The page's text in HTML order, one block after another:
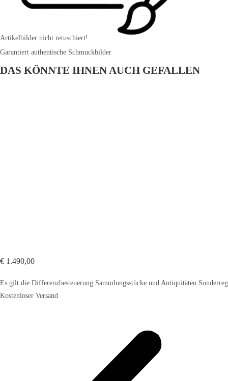
Artikelbilder nicht retuschiert!
Garantiert authentische Schmuckbilder
DAS KÖNNTE IHNEN AUCH GEFALLEN
€ 1.490,00
Es gilt die Differenzbesteuerung Sammlungsstücke und Antiquitäten
Kostenloser Versand